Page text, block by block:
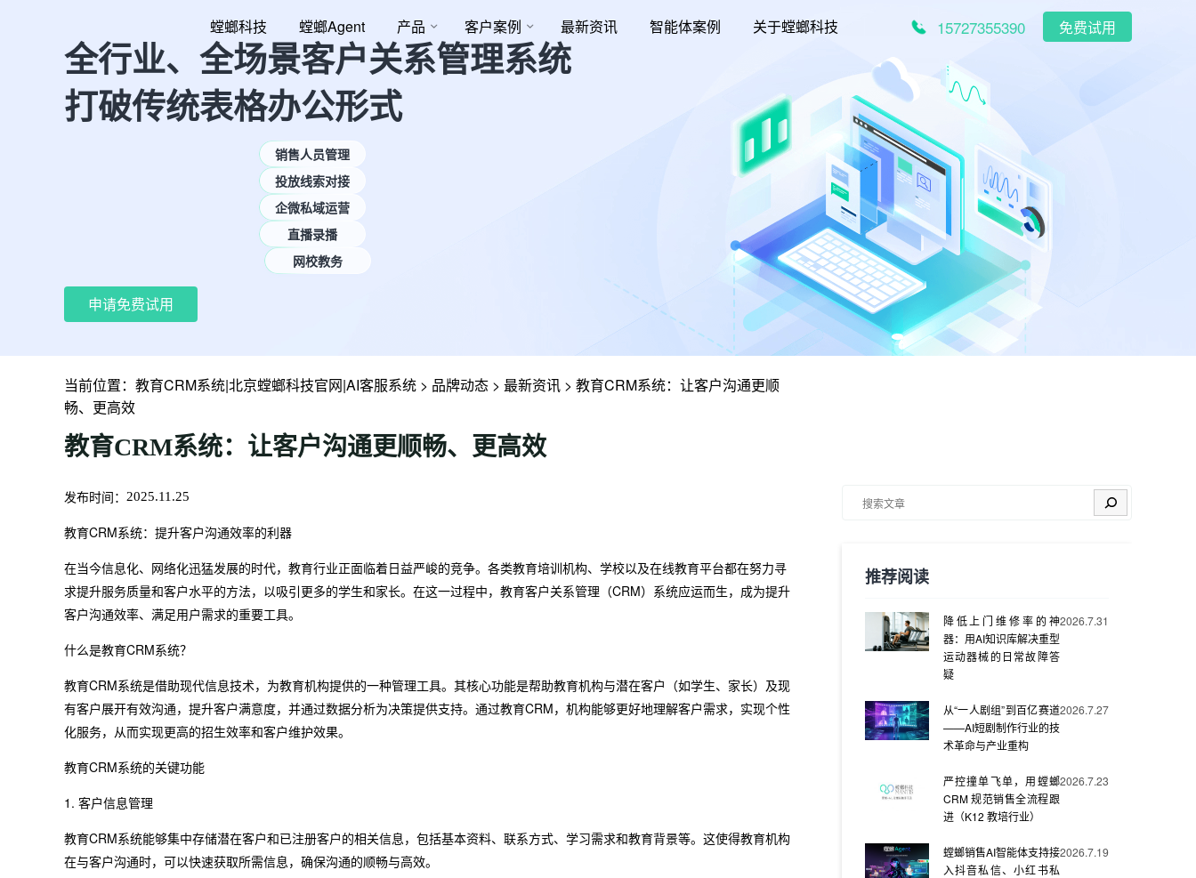
螳螂科技 螳螂Agent 产品 客户案例 最新资讯 智能体案例 关于螳螂科技 15727355390 免费试用
全行业、全场景客户关系管理系统
打破传统表格办公形式
销售人员管理
投放线索对接
企微私域运营
直播录播
网校教务
申请免费试用
当前位置： 教育CRM系统|北京螳螂科技官网|AI客服系统 > 品牌动态 > 最新资讯 > 教育CRM系统：让客户沟通更顺
畅、更高效
教育CRM系统：让客户沟通更顺畅、更高效
发布时间： 2025.11.25
教育CRM系统：提升客户沟通效率的利器
在当今信息化、网络化迅猛发展的时代，教育行业正面临着日益严峻的竞争。各类教育培训机构、学校以及在线教育平台都在努力寻
求提升服务质量和客户水平的方法，以吸引更多的学生和家长。在这一过程中，教育客户关系管理（CRM）系统应运而生，成为提升
客户沟通效率、满足用户需求的重要工具。
什么是教育CRM系统？
教育CRM系统是借助现代信息技术，为教育机构提供的一种管理工具。其核心功能是帮助教育机构与潜在客户（如学生、家长）及现
有客户展开有效沟通，提升客户满意度，并通过数据分析为决策提供支持。通过教育CRM，机构能够更好地理解客户需求，实现个性
化服务，从而实现更高的招生效率和客户维护效果。
教育CRM系统的关键功能
1. 客户信息管理
教育CRM系统能够集中存储潜在客户和已注册客户的相关信息，包括基本资料、联系方式、学习需求和教育背景等。这使得教育机构
在与客户沟通时，可以快速获取所需信息，确保沟通的顺畅与高效。
搜索
推荐阅读
降低上门维修率的神
器：用AI知识库解决重型
运动器械的日常故障答
疑
2026.7.31
从“一人剧组”到百亿赛道
——AI短剧制作行业的技
术革命与产业重构
2026.7.27
严控撞单飞单，用螳螂
CRM 规范销售全流程跟
进（K12 教培行业）
2026.7.23
螳螂销售AI智能体支持接
入抖音私信、小红书私
2026.7.19